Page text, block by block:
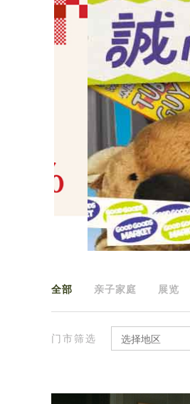
全部 亲子家庭 展览
门市筛选 选择地区